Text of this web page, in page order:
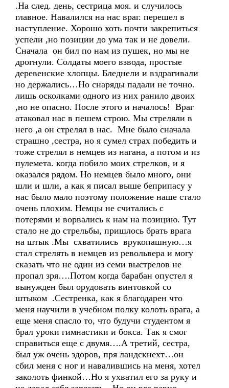
.На след. день, сестрица моя. и случилось
главное. Навалился на нас враг. перешел в
наступление. Хорошо хоть почти закрепиться
успели ,но позиции до ума так и не довели.
Сначала он бил по нам из пушек, но мы не
дрогнули. Солдаты моего взвода, простые
деревенские хлопцы. Бледнели и вздрагивали
но держались…Но снаряды падали не точно.
лишь осколками одного из них ранило двоих
,но не опасно. После этого и началось! Враг
атаковал нас в пешем строю. Мы стреляли в
него ,а он стрелял в нас. Мне было сначала
страшно ,сестра, но я сумел страх победить и
тоже стрелял в немцев из нагана, а потом и из
пулемета. когда побило моих стрелков, и я
оказался рядом. Но немцев было много, они
шли и шли, а как я писал выше беприпасу у
нас было мало поэтому положение наше стало
очень плохим. Немцы не считались с
потерями и ворвались к нам на позицию. Тут
стало не до стрельбы, пришлось брать врага
на штык .Мы схватились врукопашную…я
стал стрелять в немцев из револьвера и могу
сказать что не один из семи выстрелов не
пропал зря….Потом когда барабан опустел я
вынужден был орудовать винтовкой со
штыком .Сестренка, как я благодарен что
меня научили в учебном полку колоть врага, а
еще меня спасло то, что будучи студентом я
брал уроки гимнастики и бокса. Так я смог
справиться еще с двумя….А третий, сестра,
был уж очень здоров, пря ландскнехт…он
сбил меня с ног и навалившись на меня, хотел
заколоть финкой…Но я ухватил его за руку и